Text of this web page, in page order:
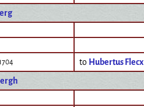
to Hubertus Flecx